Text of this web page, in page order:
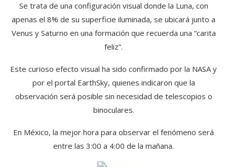
Se trata de una configuración visual donde la Luna, con
apenas el 8% de su superficie iluminada, se ubicará junto a
Venus y Saturno en una formación que recuerda una “carita
feliz”.
Este curioso efecto visual ha sido confirmado por la NASA y
por el portal EarthSky, quienes indicaron que la
observación será posible sin necesidad de telescopios o
binoculares.
En México, la mejor hora para observar el fenómeno será
entre las 3:00 a 4:00 de la mañana.